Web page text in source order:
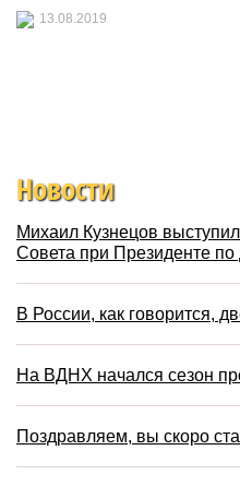
13.08.2019
Новости
Михаил Кузнецов
Совета при Президенте
В России, как говорится,
На ВДНХ начался сезон
Поздравляем, вы скоро